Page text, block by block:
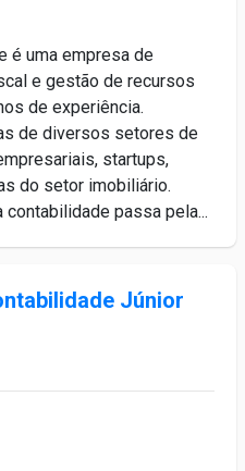
é uma empresa de
e gestão de recursos
de experiência.
de diversos setores de
startups,
do setor imobiliário.
passa pela...
Júnior